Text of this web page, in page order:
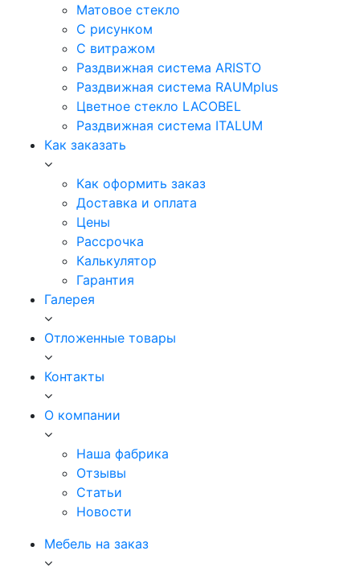
Матовое стекло
C рисунком
C витражом
Раздвижная система ARISTO
Раздвижная система RAUMplus
Цветное стекло LACOBEL
Раздвижная система ITALUM
Как заказать
Как оформить заказ
Доставка и оплата
Цены
Рассрочка
Калькулятор
Гарантия
Галерея
Отложенные товары
Контакты
О компании
Наша фабрика
Отзывы
Статьи
Новости
Мебель на заказ